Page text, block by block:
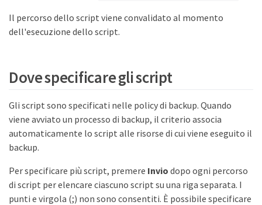
Il percorso dello script viene convalidato al momento
dell'esecuzione dello script.
Dove specificare gli script
Gli script sono specificati nelle policy di backup. Quando
viene avviato un processo di backup, il criterio associa
automaticamente lo script alle risorse di cui viene eseguito il
backup.
Per specificare più script, premere Invio dopo ogni percorso
di script per elencare ciascuno script su una riga separata. I
punti e virgola (;) non sono consentiti. È possibile specificare